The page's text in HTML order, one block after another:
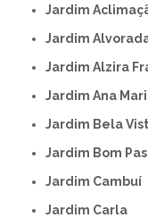
Jardim
Jardim
Jardim Alzira
Jardim Ana
Jardim Bela
Jardim Bom
Jardim Cambuí
Jardim Carla